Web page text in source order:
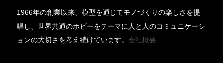
1966年の創業以来、模型を通じてモノづくりの楽しさを提
唱し、世界共通のホビーをテーマに人と人のコミュニケーシ
ョンの大切さを考え続けています。会社概要